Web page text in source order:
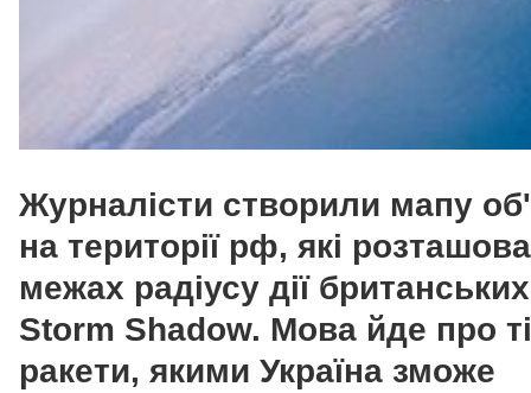
Журналісти створили мапу
на території рф, які
межах радіусу дії
Storm Shadow. Мова йде про
ракети, якими Україна зможе